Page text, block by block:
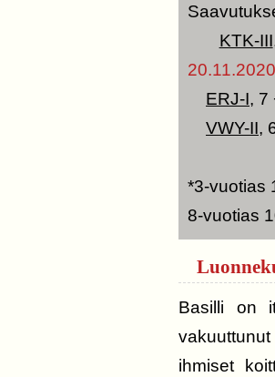
KTK-III
20.11.2020
ERJ-I, 7
VWY-II,
*3-vuotias
8-vuotias
Basilli on
ihmiset